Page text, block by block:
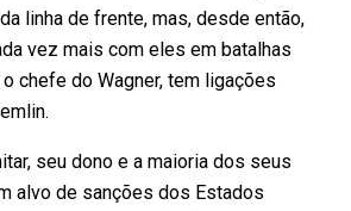
linha de frente, mas, desde então,
vez mais com eles em batalhas
chefe do Wagner, tem ligações
seu dono e a maioria dos seus
alvo de sanções dos Estados